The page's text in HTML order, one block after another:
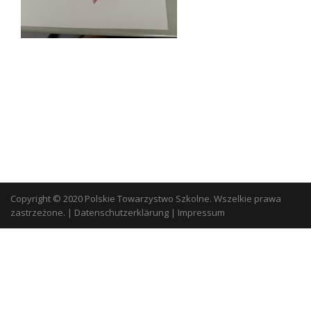
Copyright © 2020 Polskie Towarzystwo Szkolne. Wszelkie prawa
zastrzeżone. | Datenschutzerklärung | Impressum